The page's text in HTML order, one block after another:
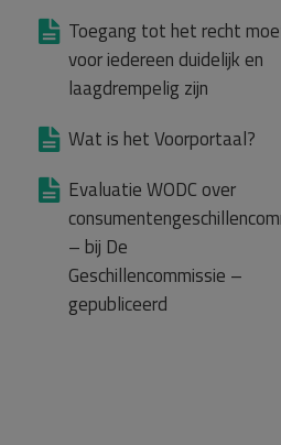
Toegang tot het recht
voor iedereen duidelijk en
laagdrempelig zijn
Wat is het Voorportaal?
Evaluatie WODC over
– bij De
Geschillencommissie –
gepubliceerd